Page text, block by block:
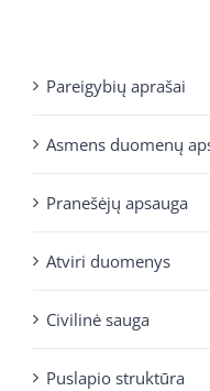
Pareigybių aprašai
Asmens duomenų
Pranešėjų apsauga
Atviri duomenys
Civilinė sauga
Puslapio struktūra